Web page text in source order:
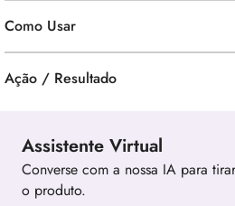
Como Usar
Ação / Resultado
Assistente Virtual
Converse com a nossa IA para
o produto.